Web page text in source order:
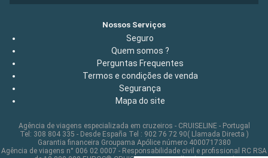
Nossos Serviços
Seguro
Quem somos ?
Perguntas Frequentes
Termos e condições de venda
Segurança
Mapa do site
Agência de viagens especializada em cruzeiros - CRUISELINE - Portugal
Tel: 308 804 335 - Desde España Tel : 902 76 72 90( Llamada Directa )
Garantia financeira Groupama Apólice número 4000717380
Agência de viagens n° 006 02 0007 - Responsabilidade civil e profissional RC RSA